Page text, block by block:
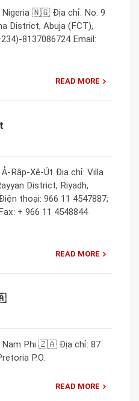
Nigeria 🇳🇬 Địa chỉ: No. 9
District, Abuja (FCT),
8137086724 Email:
READ MORE
Rập-Xê-Út Địa chỉ: Villa
District, Riyadh,
thoại: 966 11 4547887;
+ 966 11 4548844
READ MORE
Nam Phi 🇿🇦 Địa chỉ: 87
P.O.
READ MORE